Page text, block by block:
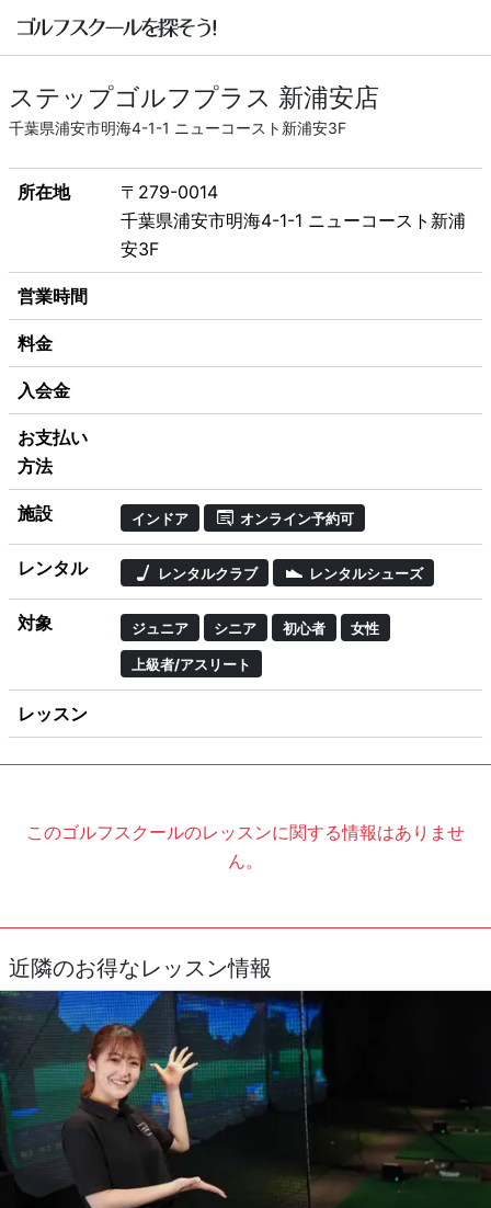
ステップゴルフプラス 新浦安店
千葉県浦安市明海4-1-1 ニューコースト新浦安3F
所在地
〒279-0014
千葉県浦安市明海4-1-1 ニューコースト新浦
安3F
営業時間
料金
入会金
お支払い
方法
施設 インドア オンライン予約可
レンタル レンタルクラブ レンタルシューズ
対象 ジュニア シニア 初心者 女性
上級者/アスリート
レッスン
このゴルフスクールのレッスンに関する情報はありませ
ん。
近隣のお得なレッスン情報